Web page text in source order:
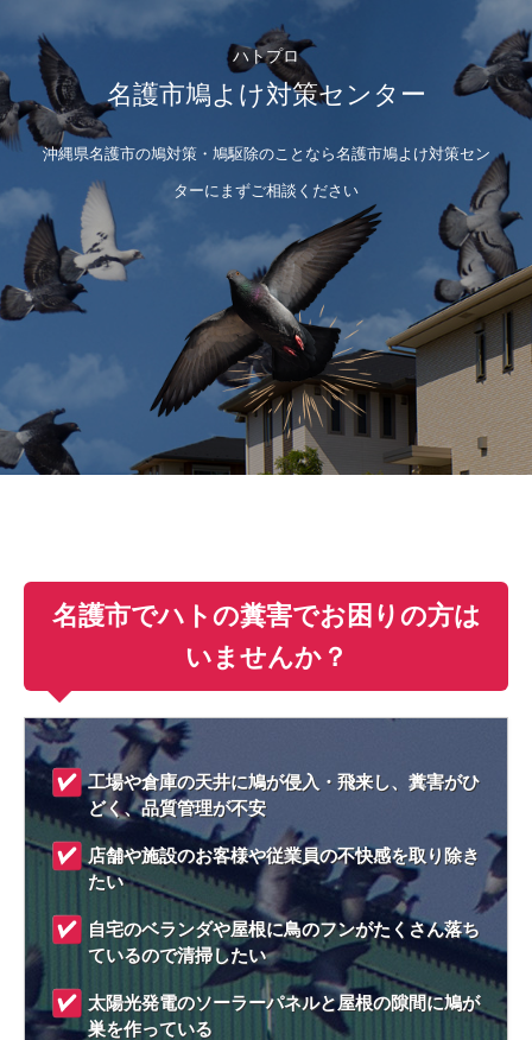
ハトプロ
名護市鳩よけ対策センター
沖縄県名護市の鳩対策・鳩駆除のことなら名護市鳩よけ対策セン
ターにまずご相談ください
名護市でハトの糞害でお困りの方は
いませんか？
工場や倉庫の天井に鳩が侵入・飛来し、糞害がひ
どく、品質管理が不安
店舗や施設のお客様や従業員の不快感を取り除き
たい
自宅のベランダや屋根に鳥のフンがたくさん落ち
ているので清掃したい
太陽光発電のソーラーパネルと屋根の隙間に鳩が
巣を作っている